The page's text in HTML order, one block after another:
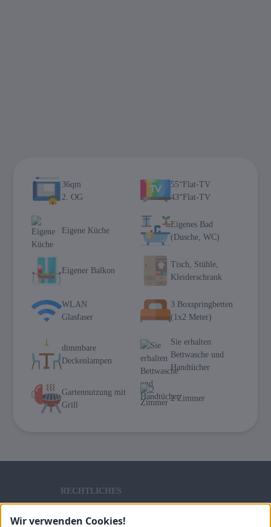
36qm
2. OG
55“Flat-TV
43“Flat-TV
Eigene Küche
Eigenes Bad
(Dusche, WC)
Eigener Balkon
Tisch, Stühle,
Kleiderschrank
WLAN
Glasfaser
3 Boxspringbetten
(1x2 Meter)
dimmbare
Deckenlampen
Sie erhalten
Bettwasche und
Handtücher
Gartennutzung mit
Grill
2 Zimmer
RECHTLICHES
Wir verwenden Cookies!